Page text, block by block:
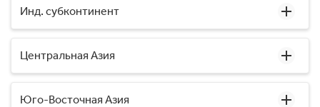
Инд. субконтинент
Центральная Азия
Юго-Восточная Азия